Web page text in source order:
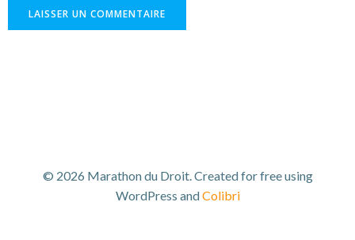
© 2026 Marathon du Droit. Created for free using
WordPress andColibri